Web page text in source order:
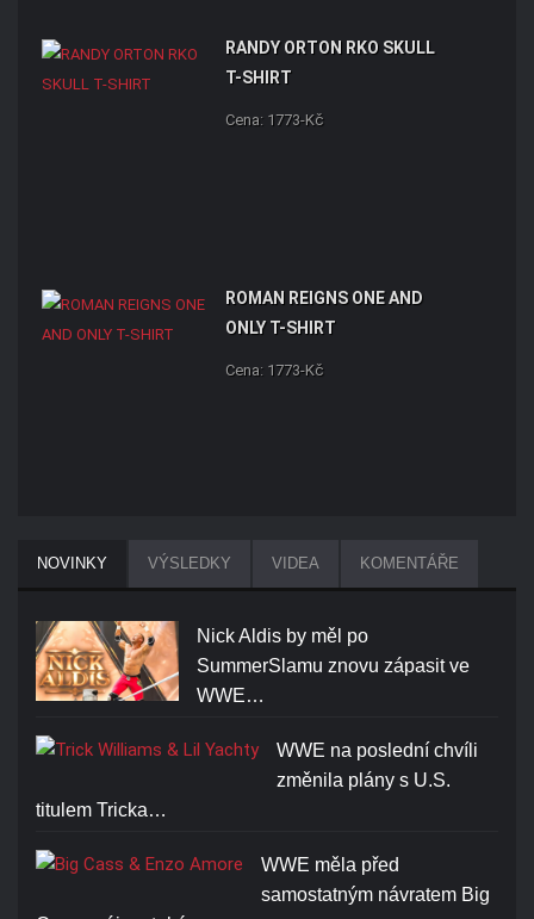
RANDY ORTON RKO SKULL
T-SHIRT
Cena: 1773-Kč
ROMAN REIGNS ONE AND
ONLY T-SHIRT
Cena: 1773-Kč
NOVINKY VÝSLEDKY VIDEA KOMENTÁŘE
Nick Aldis by měl po
SummerSlamu znovu zápasit ve
WWE…
WWE na poslední chvíli
změnila plány s U.S.
titulem Tricka…
WWE měla před
samostatným návratem Big